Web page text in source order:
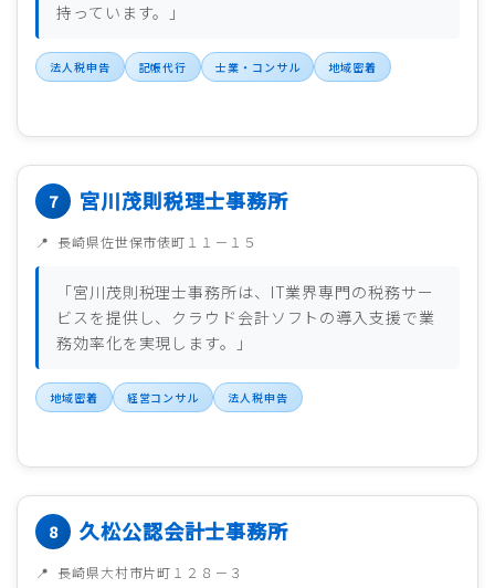
持っています。」
法人税申告 記帳代行 士業・コンサル 地域密着
宮川茂則税理士事務所
長崎県佐世保市俵町１１－１５
「宮川茂則税理士事務所は、IT業界専門の税務サー
ビスを提供し、クラウド会計ソフトの導入支援で業
務効率化を実現します。」
地域密着 経営コンサル 法人税申告
久松公認会計士事務所
長崎県大村市片町１２８－３